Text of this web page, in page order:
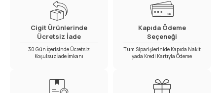
Cigit Ürünlerinde
Ücretsiz İade
30 Gün İçerisinde Ücretsiz
Koşulsuz İade İmkanı
Kapıda Ödeme
Seçeneği
Tüm Siparişlerinide Kapıda Nakit
yada Kredi Kartıyla Ödeme